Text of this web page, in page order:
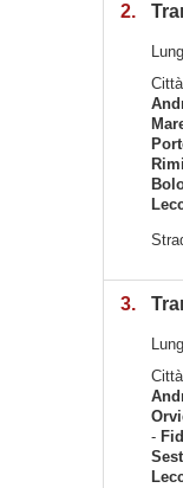
2.
3.
-